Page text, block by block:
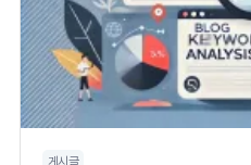
게시글